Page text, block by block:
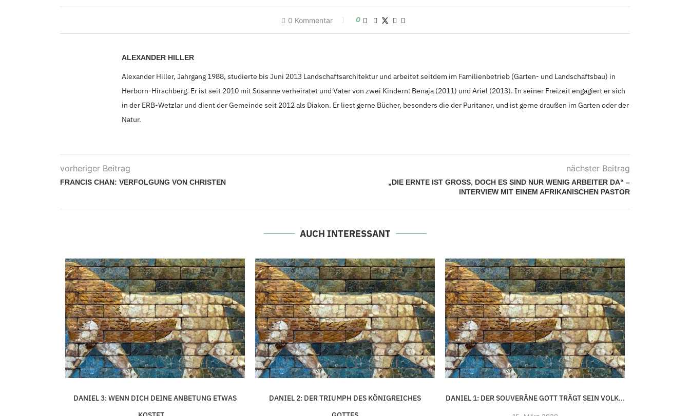
0 Kommentar 0
ALEXANDER HILLER
Alexander Hiller, Jahrgang 1988, studierte bis Juni 2013 Landschaftsarchitektur und arbeitet seitdem im Familienbetrieb (Garten- und Landschaftsbau) in
Herborn-Hirschberg. Er ist seit 2010 mit Susanne verheiratet und Vater von zwei Kindern: Benaja (2011) und Ariel (2013). In seiner Freizeit engagiert er sich
in der ERB-Wetzlar und dient der Gemeinde seit 2012als Diakon. Er liest gerne Bücher, besonders die der Puritaner, und ist gerne draußen im Garten oder der
Natur.
vorheriger Beitrag
FRANCIS CHAN: VERFOLGUNG VON CHRISTEN
nächster Beitrag
„DIE ERNTE IST GROSS, DOCH ES SIND NUR WENIG ARBEITER DA“ – I
NTERVIEW MIT EINEM AFRIKANISCHEN PASTOR
AUCH INTERESSANT
DANIEL 3: WENN DICH DEINE ANBETUNG ETWAS
DANIEL 2: DER TRIUMPH DES KÖNIGREICHES
DANIEL 1: DER SOUVERÄNE GOTT TRÄGT SEIN VOLK...